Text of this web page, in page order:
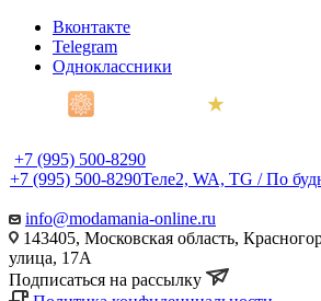
Вконтакте
Telegram
Одноклассники
★
+7 (995) 500-8290
+7 (995) 500-8290Теле2, WA, TG / По
info@modamania-online.ru
143405, Московская область,
улица, 17А
Подписаться на рассылку